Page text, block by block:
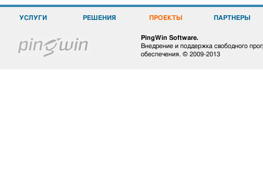
УСЛУГИ РЕШЕНИЯ ПРОЕКТЫ ПАРТНЕРЫ
PingWin Software.
Внедрение и поддержка свободного
обеспечения. © 2009-2013